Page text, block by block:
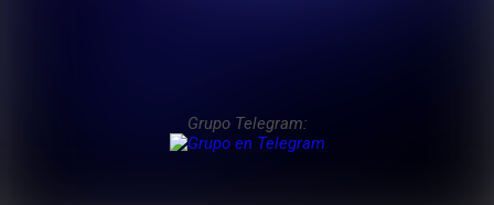
Grupo Telegram: